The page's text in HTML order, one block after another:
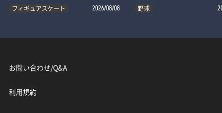
フィギュアスケート 2026/08/08 野球
お問い合わせ/Q&A
利用規約